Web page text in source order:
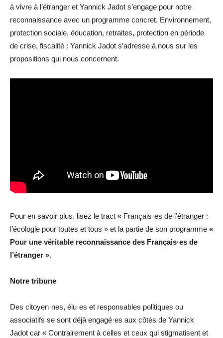
à vivre à l’étranger et Yannick Jadot s’engage pour notre
reconnaissance avec un programme concret. Environnement,
protection sociale, éducation, retraites, protection en période
de crise, fiscalité : Yannick Jadot s’adresse à nous sur les
propositions qui nous concernent.
Pour en savoir plus, lisez le tract « Français·es de l’étranger :
l’écologie pour toutes et tous » et la partie de son programme «
Pour une véritable reconnaissance des Français·es de
l’étranger ».
Notre tribune
Des citoyen·nes, élu·es et responsables politiques ou
associatifs se sont déjà engagé·es aux côtés de Yannick
Jadot car « Contrairement à celles et ceux qui stigmatisent et